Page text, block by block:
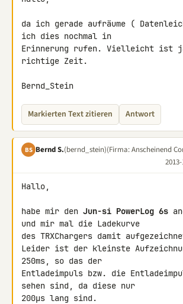
da ich gerade aufräume (
ich dies nochmal in
Erinnerung rufen. Vielleicht ist
richtige Zeit.
Bernd_Stein
Markierten Text zitieren Antwort
BS Bernd S.(bernd_stein)(Firma: Anscheinend
Hallo,
habe mir den Jun-si PowerLog 6s
und mir mal die Ladekurve
des TRXChargers damit
Leider ist der kleinste
250ms, so das der
Entladeimpuls bzw. die
sehen sind, da diese nur
200µs lang sind.